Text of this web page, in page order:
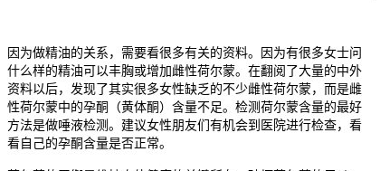
因为做精油的关系，需要看很多有关的资料。因为有很多女士问
什么样的精油可以丰胸或增加雌性荷尔蒙。在翻阅了大量的中外
资料以后，发现了其实很多女性缺乏的不少雌性荷尔蒙，而是雌
性荷尔蒙中的孕酮（黄体酮）含量不足。检测荷尔蒙含量的最好
方法是做唾液检测。建议女性朋友们有机会到医院进行检查，看
看自己的孕酮含量是否正常。